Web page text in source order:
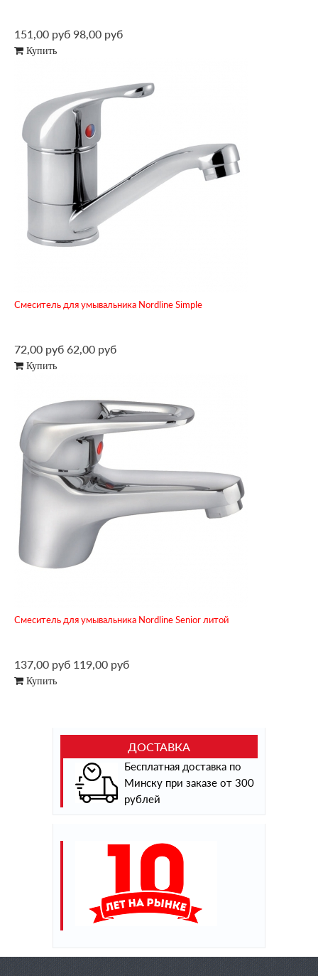
151,00 руб 98,00 руб
Купить
Смеситель для умывальника Nordline Simple
72,00 руб 62,00 руб
Купить
Смеситель для умывальника Nordline Senior литой
137,00 руб 119,00 руб
Купить
ДОСТАВКА
Бесплатная доставка по
Минску при заказе от 300
рублей